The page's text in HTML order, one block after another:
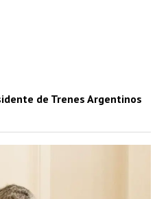
de Trenes Argentinos